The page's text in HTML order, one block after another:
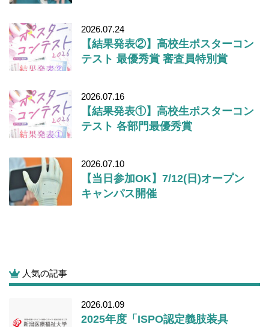
2026.07.24
【結果発表②】高校生ポスターコン
テスト 最優秀賞 審査員特別賞
2026.07.16
【結果発表①】高校生ポスターコン
テスト 各部門最優秀賞
2026.07.10
【当日参加OK】7/12(日)オープン
キャンパス開催
人気の記事
2026.01.09
2025年度「ISPO認定義肢装具